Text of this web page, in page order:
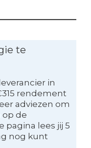
te
in
rendement
adviezen om
op de
pagina lees jij 5
nog kunt